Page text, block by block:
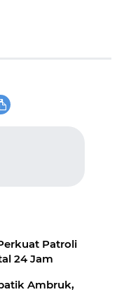
Patroli
24 Jam
Ambruk,